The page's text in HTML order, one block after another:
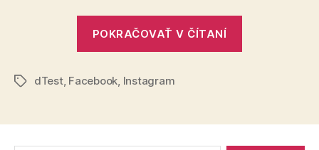
POKRAČOVAŤ V ČÍTANÍ
ale
Značky
dTest, Facebook, Instagram